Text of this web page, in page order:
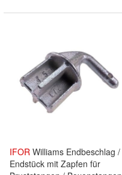
IFOR Williams Endbeschlag /
Endstück mit Zapfen für